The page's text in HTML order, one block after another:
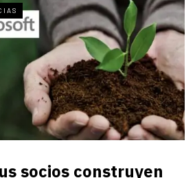
socios construyen